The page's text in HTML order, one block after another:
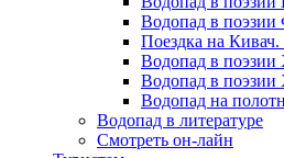
Водопад в
Поездка на
Водопад в
Водопад в
Водопад на
Водопад в литературе
Смотреть он-лайн